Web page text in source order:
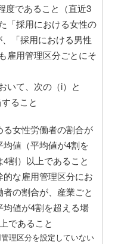
度であること（直近3
「採用における女性の
「採用における男性
雇用管理区分ごとにそ
いて、次の（i）と
ること
る女性労働者の割合が
均値（平均値が4割を
割）以上であること
的な雇用管理区分にお
者の割合が、産業ごと
均値が4割を超える場
であること
理区分を設定していない